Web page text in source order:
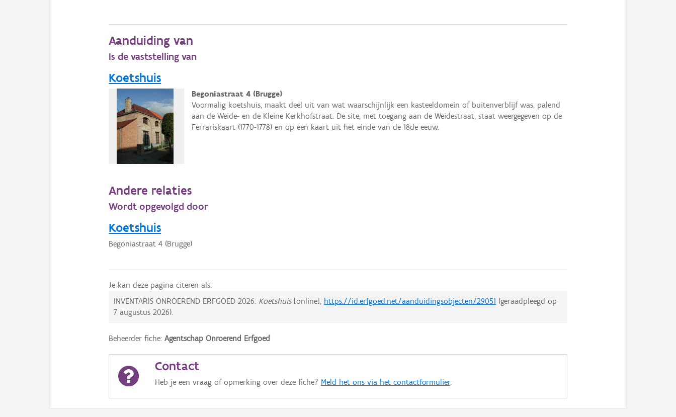
Aanduiding van
Is de vaststelling van
Koetshuis
Begoniastraat 4 (Brugge)
Voormalig koetshuis, maakt deel uit van wat waarschijnlijk een kasteeldomein of buitenverblijf was, palend
aan de Weide- en de Kleine Kerkhofstraat. De site, met toegang aan de Weidestraat, staat weergegeven op de
Ferrariskaart (1770-1778) en op een kaart uit het einde van de 18de eeuw.
Andere relaties
Wordt opgevolgd door
Koetshuis
Begoniastraat 4 (Brugge)
Je kan deze pagina citeren als:
INVENTARIS ONROEREND ERFGOED 2026: Koetshuis[online], https://id.erfgoed.net/aanduidingsobjecten/29051 (geraadpleegd op
7 augustus 2026).
Beheerder fiche:Agentschap Onroerend Erfgoed
Contact
Heb je een vraag of opmerking over deze fiche? Meld het ons via het contactformulier.